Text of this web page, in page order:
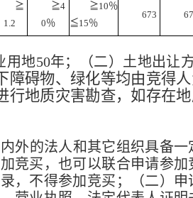
≧
1.2
≧4
0％
≧10％
≦15％
673
用地50年；（二）土地出让
碍物、绿化等均由竞得
行地质灾害勘查，如存在
外的法人和其它组织具备
竞买，也可以联合申请参
，不得参加竞买；（二）